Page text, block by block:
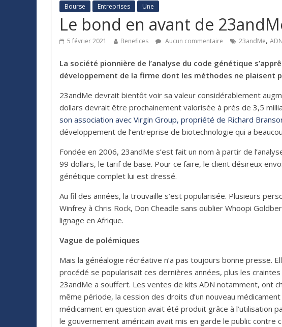
Bourse Entreprises Une
Le bond en avant de
5 février 2021 Benefices Aucun commentaire 23andMe, ADN
La société pionnière de l’analyse du code génétique
développement de la firme dont les méthodes ne plaisent
23andMe devrait bientôt voir sa valeur considérablement
dollars devrait être prochainement valorisée à près de 3,5
son association avec Virgin Group, propriété de Richard
développement de l’entreprise de biotechnologie qui a
Fondée en 2006, 23andMe s’est fait un nom à partir de
99 dollars, le tarif de base. Pour ce faire, le client désireux
génétique complet lui est dressé.
Au fil des années, la trouvaille s’est popularisée. Plusieurs
Winfrey à Chris Rock, Don Cheadle sans oublier Whoopi
lignage en Afrique.
Vague de polémiques
Mais la généalogie récréative n’a pas toujours bonne presse.
procédé se popularisait ces dernières années, plus les
23andMe a souffert. Les ventes de kits ADN notamment, ont
même période, la cession des droits d’un nouveau
médicament en question avait été produit grâce à l’utilisation
le gouvernement américain avait mis en garde le public contre